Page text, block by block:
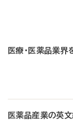
医療・医薬品業界
医薬品産業の英